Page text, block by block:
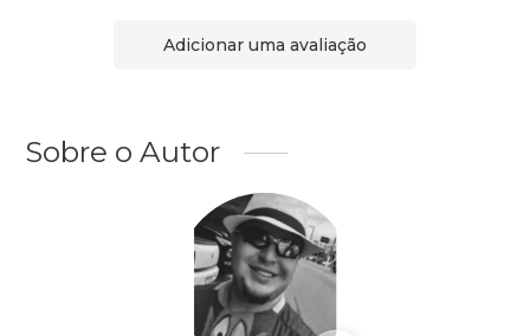
Adicionar uma avaliação
Sobre o Autor